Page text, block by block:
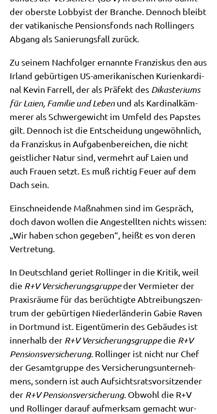
der ober­ste Lob­by­ist der Bran­che. Den­noch bleibt
der vati­ka­ni­sche Pen­si­ons­fonds nach Rol­lin­gers
Abgang als Sanie­rungs­fall zurück.
Zu sei­nem Nach­fol­ger ernann­te Fran­zis­kus den aus
Irland gebür­ti­gen US-ame­ri­ka­ni­schen Kuri­en­kar­di­
nal Kevin Far­rell, der als Prä­fekt des Dik­aste­ri­ums
für Lai­en, Fami­lie und Leben und als Kar­di­nal­käm­
me­rer als Schwer­ge­wicht im Umfeld des Pap­stes
gilt. Den­noch ist die Ent­schei­dung unge­wöhn­lich,
da Fran­zis­kus in Auf­ga­ben­be­rei­chen, die nicht
geist­li­cher Natur sind, ver­mehrt auf Lai­en und
auch Frau­en setzt. Es muß rich­tig Feu­er auf dem
Dach sein.
Ein­schnei­den­de Maß­nah­men sind im Gespräch,
doch davon wol­len die Ange­stell­ten nichts wis­sen:
„Wir haben schon gege­ben“, heißt es von deren
Vertretung.
In Deutsch­land geriet Rol­lin­ger in die Kri­tik, weil
die R+V Ver­si­che­rungs­grup­peder Ver­mie­ter der
Pra­xis­räu­me für das berüch­tig­te Abtrei­bungs­zen­
trum der gebür­ti­gen Nie­der­län­de­rin Gabie Raven
in Dort­mund ist. Eigen­tü­me­rin des Gebäu­des ist
inner­halb der R+V Ver­si­che­rungs­grup­pedie R+V
Pen­si­ons­ver­si­che­rung. Rol­lin­ger ist nicht nur Chef
der Gesamt­grup­pe des Ver­si­che­rungs­un­ter­neh­
mens, son­dern ist auch Auf­sichts­rats­vor­sit­zen­der
der R+V Pen­si­ons­ver­si­che­rung. Obwohl die R+V
und Rol­lin­ger dar­auf auf­merk­sam gemacht wur­